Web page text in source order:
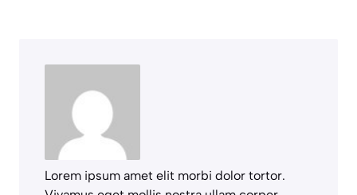
Lorem ipsum amet elit morbi dolor tortor.